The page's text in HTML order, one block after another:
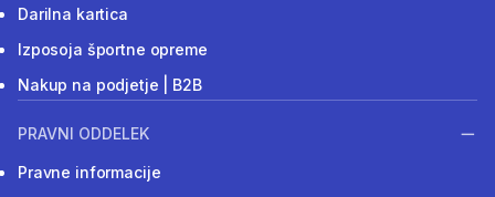
Darilna kartica
Izposoja športne opreme
Nakup na podjetje | B2B
PRAVNI ODDELEK
Pravne informacije